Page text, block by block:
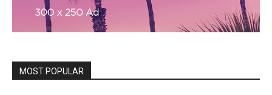
MOST POPULAR